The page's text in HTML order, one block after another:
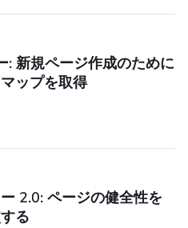
: 新規ページ作成のために
ップを取得
2.0: ページの健全性を
る